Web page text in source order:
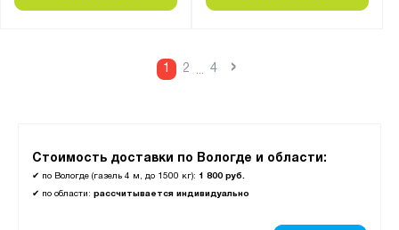
Стоимость доставки по Вологде и области:
✔ по Вологде (газель 4 м, до 1500 кг): 1 800 руб.
✔ по области: рассчитывается индивидуально
1 2 ... 4 ›